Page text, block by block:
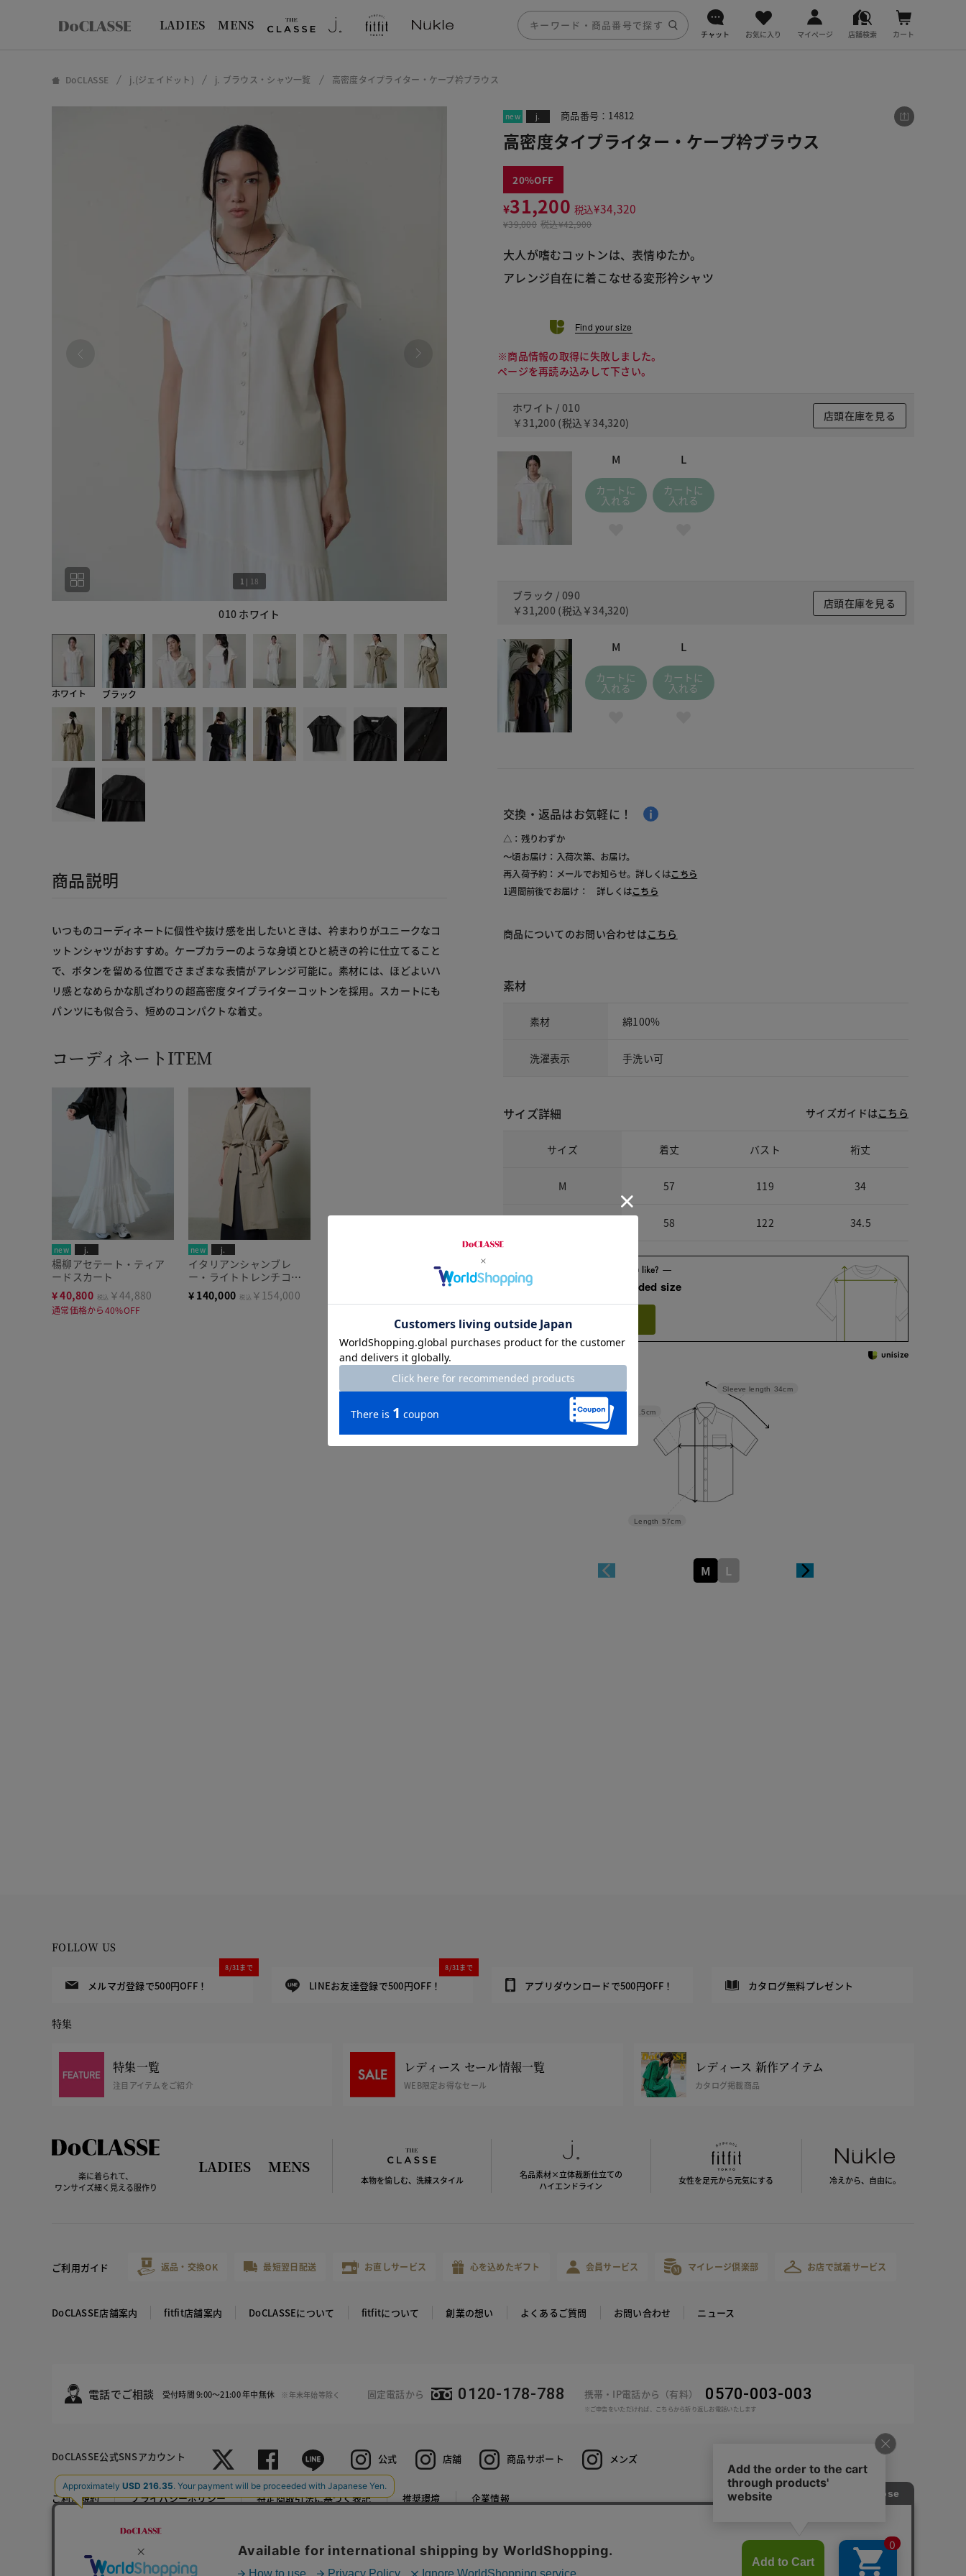
LADIES MENS
チャット お気に入り マイページ 店舗検索 カート
DoCLASSE j.(ジェイドット) j. ブラウス・シャツ一覧 高密度タイプライター・ケープ衿ブラウス
010 ホワイト 090 ブラック
1 | 18
ホワイト ブラック
ホワイト ブラック
商品説明
いつものコーディネートに個性や抜け感を出したいときは、衿まわりがユニークなコ
ットンシャツがおすすめ。ケープカラーのような身頃とひと続きの衿に仕立てること
で、ボタンを留める位置でさまざまな表情がアレンジ可能に。素材には、ほどよいハ
リ感となめらかな肌ざわりの超高密度タイプライターコットンを採用。スカートにも
パンツにも似合う、短めのコンパクトな着丈。
コーディネートITEM
new j.
楊柳アセテート・ティア
ードスカート
¥40,800 税込 ￥44,880
通常価格から40%OFF
new j.
イタリアンシャンブレ
ー・ライトトレンチコー
ト
¥ 140,000 税込 ￥154,000
new j. 商品番号：14812
高密度タイプライター・ケープ衿ブラウス
20
¥31,200 税込¥34,320
¥39,000 税込¥42,900
大人が嗜むコットンは、表情ゆたか。
アレンジ自在に着こなせる変形衿シャツ
Find your size
※商品情報の取得に失敗しました。
ページを再読み込みして下さい。
ホワイト / 010
￥31,200 (税込 ￥34,320)
店頭在庫を見る
M
カートに
入れる
L
カートに
入れる
ブラック / 090
￥31,200 (税込 ￥34,320)
店頭在庫を見る
M
カートに
入れる
L
カートに
入れる
交換・返品はお気軽に！
△：残りわずか
～頃お届け：入荷次第、お届け。
再入荷予約：メールでお知らせ。詳しくはこちら
1週間前後でお届け： 詳しくはこちら
商品についてのお問い合わせはこちら
素材
素材 綿100%
洗濯表示 手洗い可
サイズ詳細 サイズガイドはこちら
サイズ 着丈 バスト 裄丈
M 57 119 34
58 122 34.5
Check the recommended size
Sleeve length 34cm
Length 57cm
Width 59.5cm
M L
FOLLOW US
メルマガ登録で500円OFF！
8/31まで
LINEお友達登録で500円OFF！
8/31まで
アプリダウンロードで500円OFF！ カタログ無料プレゼント
特集
特集一覧
注目アイテムをご紹介
レディース セール情報一覧
WEB限定お得なセール
レディース 新作アイテム
カタログ掲載商品
楽に着られて、
ワンサイズ細く見える服作り
LADIES MENS
本物を愉しむ、洗練スタイル
名品素材×立体裁断仕立ての
ハイエンドライン
女性を足元から元気にする 冷えから、 自由に。
ご利用ガイド 返品・交換OK 最短翌日配送 お直しサービス 心を込めたギフト 会員サービス マイレージ倶楽部 お店で試着サービス
DoCLASSE店舗案内 fitfit店舗案内 DoCLASSEについて fitfitについて 創業の想い よくあるご質問 お問い合わせ ニュース
電話でご相談 受付時間 9:00～21:00 年中無休 ※年末年始等除く 固定電話から 0120-178-788 携帯・IP電話から（有料） 0570-003-003
※ご申告をいただければ、こちらから折り返しお電話いたします
DoCLASSE公式SNSアカウント 公式 店舗 商品サポート メンズ
ご利用規約 プライバシーポリシー 特定商取引法に基づく表記 推奨環境 企業情報 COPYRIGHT © DoCLASSE ALL RIGHTS RESERVED.